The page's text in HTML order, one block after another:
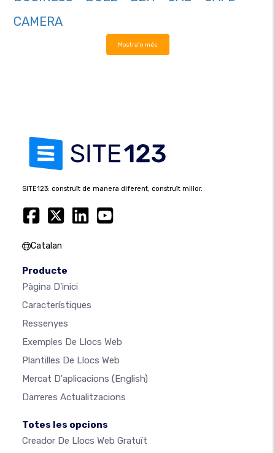
CAMERA
Mostra'n més
SITE123: construït de manera diferent, construït millor.
Catalan
Producte
Pàgina D'inici
Característiques
Ressenyes
Exemples De Llocs Web
Plantilles De Llocs Web
Mercat D'aplicacions (English)
Darreres Actualitzacions
Totes les opcions
Creador De Llocs Web Gratuït